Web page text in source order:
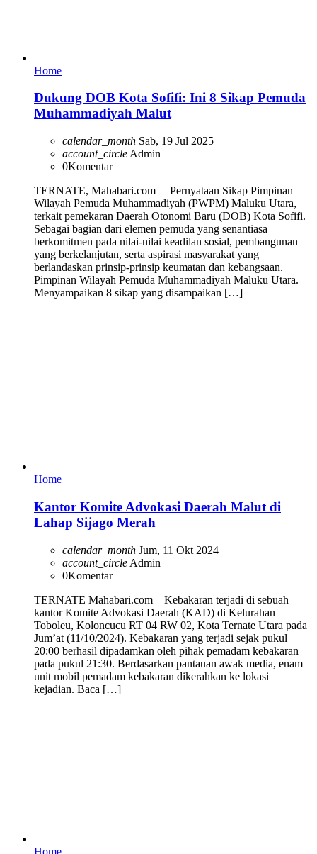
Home
Dukung DOB Kota Sofifi: Ini 8 Sikap Pemuda
Muhammadiyah Malut
calendar_month Sab, 19 Jul 2025
account_circle Admin
0Komentar
TERNATE, Mahabari.com – Pernyataan Sikap Pimpinan
Wilayah Pemuda Muhammadiyah (PWPM) Maluku Utara,
terkait pemekaran Daerah Otonomi Baru (DOB) Kota Sofifi.
Sebagai bagian dari elemen pemuda yang senantiasa
berkomitmen pada nilai-nilai keadilan sosial, pembangunan
yang berkelanjutan, serta aspirasi masyarakat yang
berlandaskan prinsip-prinsip keumatan dan kebangsaan.
Pimpinan Wilayah Pemuda Muhammadiyah Maluku Utara.
Menyampaikan 8 sikap yang disampaikan […]
Home
Kantor Komite Advokasi Daerah Malut di
Lahap Sijago Merah
calendar_month Jum, 11 Okt 2024
account_circle Admin
0Komentar
TERNATE Mahabari.com – Kebakaran terjadi di sebuah
kantor Komite Advokasi Daerah (KAD) di Kelurahan
Toboleu, Koloncucu RT 04 RW 02, Kota Ternate Utara pada
Jum’at (11/10/2024). Kebakaran yang terjadi sejak pukul
20:00 berhasil dipadamkan oleh pihak pemadam kebakaran
pada pukul 21:30. Berdasarkan pantauan awak media, enam
unit mobil pemadam kebakaran dikerahkan ke lokasi
kejadian. Baca […]
Home